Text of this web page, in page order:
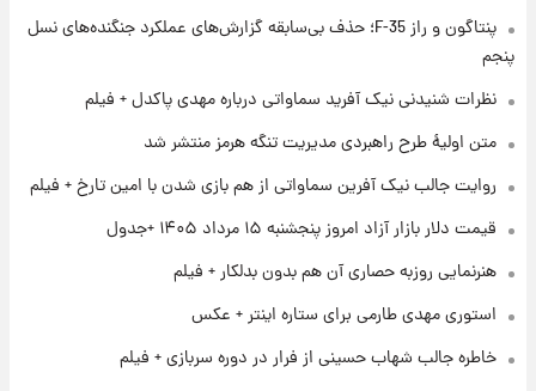
ارزش سهام عدالت برای امروز چهارشنبه ۱۴ مرداد
آغاز طرح جدید فروش مشارکت در تولید سایپا؛
سود مشارکت چند درصد است؟
پنتاگون و راز F-35؛ حذف بی‌سابقه گزارش‌های عملکرد جنگنده‌های نسل
پنجم
نظرات شنیدنی نیک آفرید سماواتی درباره مهدی پاکدل + فیلم
متن اولیۀ طرح راهبردی مدیریت تنگه هرمز منتشر شد
روایت جالب نیک آفرین سماواتی از هم بازی شدن با امین تارخ + فیلم
قیمت دلار بازار آزاد امروز پنجشنبه ۱۵ مرداد ۱۴۰۵ +جدول
هنرنمایی روزبه حصاری آن هم بدون بدلکار + فیلم
استوری مهدی طارمی برای ستاره اینتر + عکس
خاطره جالب شهاب حسینی از فرار در دوره سربازی + فیلم